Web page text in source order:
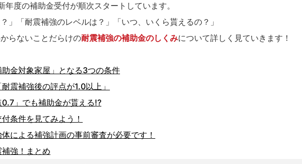
度の補助金受付が順次スタートしています。
」「耐震補強のレベルは？」「いつ、いくら貰えるの？」
らないことだらけの耐震補強の補助金のしくみについて詳しく見ていきます！
金対象家屋」となる3つの条件
震補強後の評点が1.0以上」
」でも補助金が貰える!?
条件を見てみよう！
による補強計画の事前審査が必要です！
強！まとめ